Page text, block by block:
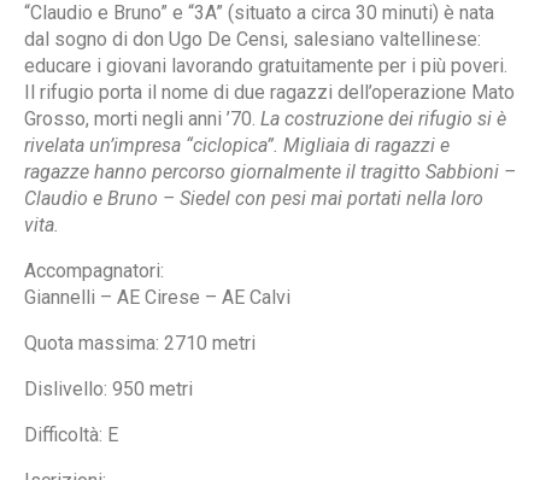
“Claudio e Bruno” e “3A” (situato a circa 30 minuti) è nata
dal sogno di don Ugo De Censi, salesiano valtellinese:
educare i giovani lavorando gratuitamente per i più poveri.
Il rifugio porta il nome di due ragazzi dell’operazione Mato
Grosso, morti negli anni ’70. La costruzione dei rifugio si è
rivelata un’impresa “ciclopica”. Migliaia di ragazzi e
ragazze hanno percorso giornalmente il tragitto Sabbioni –
Claudio e Bruno – Siedel con pesi mai portati nella loro
vita.
Accompagnatori:
Giannelli – AE Cirese – AE Calvi
Quota massima: 2710 metri
Dislivello: 950 metri
Difficoltà: E